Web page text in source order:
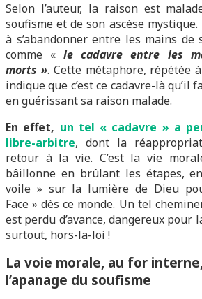
Selon l’auteur, la raison est
soufisme et de son ascèse mystique.
à s’abandonner entre les mains
comme «le cadavre entre les
morts ». Cette métaphore, répétée
indique que c’est ce cadavre-là qu’il
en guérissant sa raison malade.
En effet, un tel « cadavre » a
libre-arbitre, dont la
retour à la vie. C’est la vie
bâillonne en brûlant les étapes,
voile » sur la lumière de Dieu
Face » dès ce monde. Un tel
est perdu d’avance, dangereux pour
surtout, hors-la-loi !
La voie morale, au for
l’apanage du soufisme